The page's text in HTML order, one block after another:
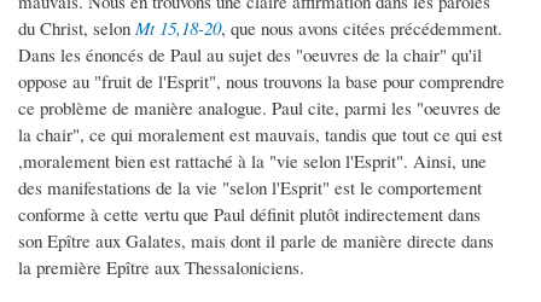
du Christ, selon Mt 15,18-20, que nous avons citées précédemment.
Dans les énoncés de Paul au sujet des "oeuvres de la chair" qu'il
oppose au "fruit de l'Esprit", nous trouvons la base pour comprendre
ce problème de manière analogue. Paul cite, parmi les "oeuvres de
la chair", ce qui moralement est mauvais, tandis que tout ce qui est
,moralement bien est rattaché à la "vie selon l'Esprit". Ainsi, une
des manifestations de la vie "selon l'Esprit" est le comportement
conforme à cette vertu que Paul définit plutôt indirectement dans
son Epître aux Galates, mais dont il parle de manière directe dans
la première Epître aux Thessaloniciens.